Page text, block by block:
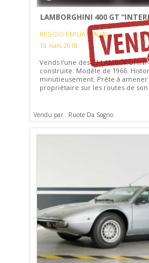
LAMBORGHINI 400 GT
REGGIO EMILIA (ITALIA)
18 mars 2018
Vends l'une des 23 LAMBORGHINI
construite. Modèle de 1966.
minutieusement. Prête à amener
propriétaire sur les routes de son
Vendu par : Ruote Da Sogno